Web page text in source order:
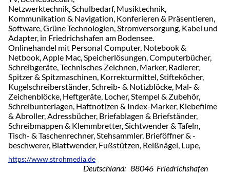
Netzwerktechnik, Schulbedarf, Musiktechnik,
Kommunikation & Navigation, Konferieren & Präsentieren,
Software, Grüne Technologien, Stromversorgung, Kabel und
Adapter, in Friedrichshafen am Bodensee.
Onlinehandel mit Personal Computer, Notebook &
Netbook, Apple Mac, Speicherlösungen, Computerbücher,
Schreibgeräte, Technisches Zeichnen, Marker, Radierer,
Spitzer & Spitzmaschinen, Korrekturmittel, Stifteköcher,
Kugelschreiberständer, Schreib- & Notizblöcke, Mal- &
Zeichenblöcke, Heftgeräte, Locher, Stempel & Zubehör,
Schreibunterlagen, Haftnotizen & Index-Marker, Klebefilme
& Abroller, Adressbücher, Briefablagen & Briefständer,
Schreibmappen & Klemmbretter, Sichtwender & Tafeln,
Tisch- & Taschenrechner, Stehsammler, Brieföffner & -
beschwerer, Blattwender, Fußstützen, Reißnägel, Lupe,
https://www.strohmedia.de
Deutschland: 88046 Friedrichshafen